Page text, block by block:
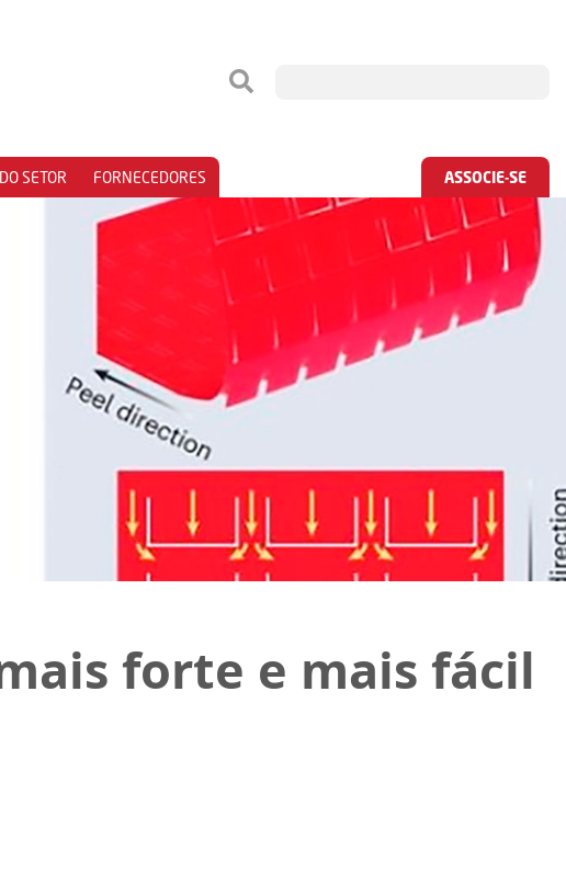
SETOR FORNECEDORES ASSOCIE-SE
forte e mais fácil